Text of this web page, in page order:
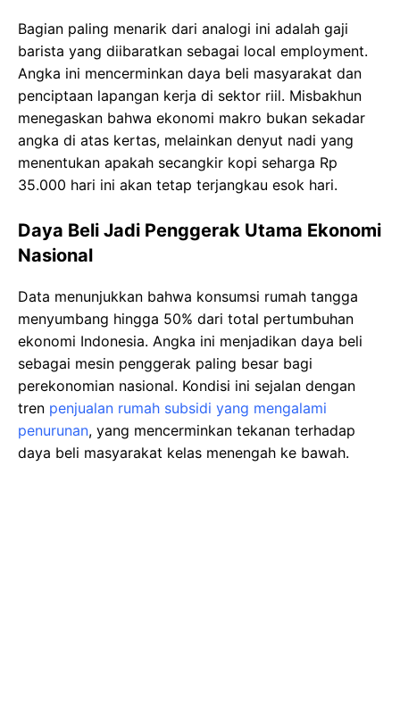
Bagian paling menarik dari analogi ini adalah gaji
barista yang diibaratkan sebagai local employment.
Angka ini mencerminkan daya beli masyarakat dan
penciptaan lapangan kerja di sektor riil. Misbakhun
menegaskan bahwa ekonomi makro bukan sekadar
angka di atas kertas, melainkan denyut nadi yang
menentukan apakah secangkir kopi seharga Rp
35.000 hari ini akan tetap terjangkau esok hari.
Daya Beli Jadi Penggerak Utama Ekonomi
Nasional
Data menunjukkan bahwa konsumsi rumah tangga
menyumbang hingga 50% dari total pertumbuhan
ekonomi Indonesia. Angka ini menjadikan daya beli
sebagai mesin penggerak paling besar bagi
perekonomian nasional. Kondisi ini sejalan dengan
tren penjualan rumah subsidi yang mengalami
penurunan, yang mencerminkan tekanan terhadap
daya beli masyarakat kelas menengah ke bawah.